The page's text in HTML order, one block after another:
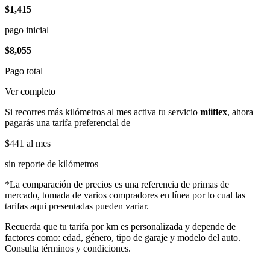
$1,415
pago inicial
$8,055
Pago total
Ver completo
Si recorres más kilómetros al mes activa tu servicio miiflex, ahora
pagarás una tarifa preferencial de
$441 al mes
sin reporte de kilómetros
*La comparación de precios es una referencia de primas de
mercado, tomada de varios compradores en línea por lo cual las
tarifas aqui presentadas pueden variar.
Recuerda que tu tarifa por km es personalizada y depende de
factores como: edad, género, tipo de garaje y modelo del auto.
Consulta términos y condiciones.